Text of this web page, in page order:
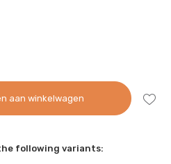
aan winkelwagen
following variants: